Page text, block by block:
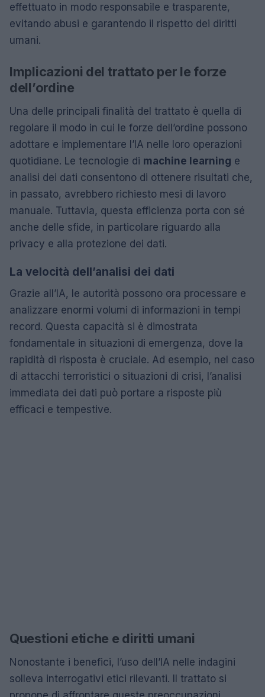
effettuato in modo responsabile e trasparente,
evitando abusi e garantendo il rispetto dei diritti
umani.
Implicazioni del trattato per le forze
dell’ordine
Una delle principali finalità del trattato è quella di
regolare il modo in cui le forze dell’ordine possono
adottare e implementare l’IA nelle loro operazioni
quotidiane. Le tecnologie di machine learning e
analisi dei dati consentono di ottenere risultati che,
in passato, avrebbero richiesto mesi di lavoro
manuale. Tuttavia, questa efficienza porta con sé
anche delle sfide, in particolare riguardo alla
privacy e alla protezione dei dati.
La velocità dell’analisi dei dati
Grazie all’IA, le autorità possono ora processare e
analizzare enormi volumi di informazioni in tempi
record. Questa capacità si è dimostrata
fondamentale in situazioni di emergenza, dove la
rapidità di risposta è cruciale. Ad esempio, nel caso
di attacchi terroristici o situazioni di crisi, l’analisi
immediata dei dati può portare a risposte più
efficaci e tempestive.
Questioni etiche e diritti umani
Nonostante i benefici, l’uso dell’IA nelle indagini
solleva interrogativi etici rilevanti. Il trattato si